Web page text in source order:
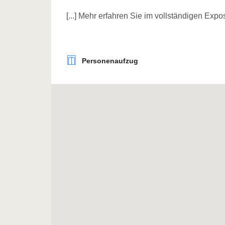
[...] Mehr erfahren Sie im vollständigen
Personenaufzug